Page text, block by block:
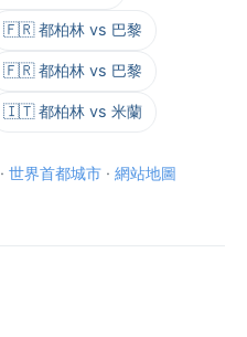
🇫🇷 都柏林 vs 巴黎
🇫🇷 都柏林 vs 巴黎
🇮🇹 都柏林 vs 米蘭
· 世界首都城市 · 網站地圖